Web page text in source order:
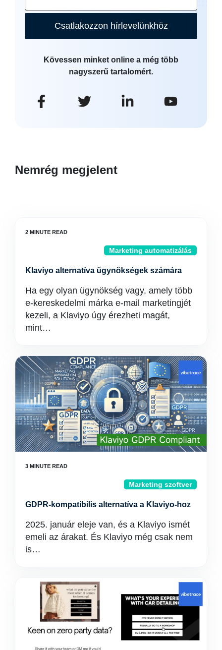
Csatlakozzon hírlevelünkhöz
Kövessen minket online a még több
nagyszerű tartalomért.
Nemrég megjelent
Marketing automatizálás
Klaviyo alternatíva ügynökségek számára
Ha egy olyan ügynökség vagy, amely több
e-kereskedelmi márka e-mail marketingjét
kezeli, a Klaviyo úgy érezheti magát,
mint…
Marketing szoftver
GDPR-kompatibilis alternatíva a Klaviyo-hoz
2025. január eleje van, és a Klaviyo ismét
emeli az árakat. És Klaviyo még csak nem
is…